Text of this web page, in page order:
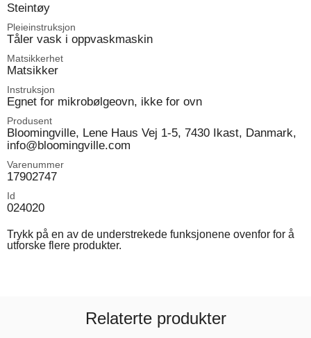
Steintøy
Pleieinstruksjon
Tåler vask i oppvaskmaskin
Matsikkerhet
Matsikker
Instruksjon
Egnet for mikrobølgeovn, ikke for ovn
Produsent
Bloomingville, Lene Haus Vej 1-5, 7430 Ikast, Danmark,
info@bloomingville.com
Varenummer
17902747
Id
024020
Trykk på en av de understrekede funksjonene ovenfor for å
utforske flere produkter.
Relaterte produkter